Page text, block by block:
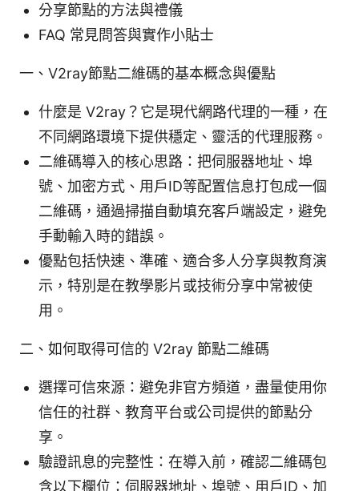
分享節點的方法與禮儀
FAQ 常見問答與實作小貼士
一、V2ray節點二維碼的基本概念與優點
什麼是 V2ray？它是現代網路代理的一種，在
不同網路環境下提供穩定、靈活的代理服務。
二維碼導入的核心思路：把伺服器地址、埠
號、加密方式、用戶ID等配置信息打包成一個
二維碼，通過掃描自動填充客戶端設定，避免
手動輸入時的錯誤。
優點包括快速、準確、適合多人分享與教育演
示，特別是在教學影片或技術分享中常被使
用。
二、如何取得可信的 V2ray 節點二維碼
選擇可信來源：避免非官方頻道，盡量使用你
信任的社群、教育平台或公司提供的節點分
享。
驗證訊息的完整性：在導入前，確認二維碼包
含以下欄位：伺服器地址、埠號、用戶ID、加